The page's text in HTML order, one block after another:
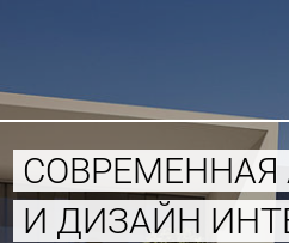
СОВРЕМЕННАЯ
И ДИЗАЙН